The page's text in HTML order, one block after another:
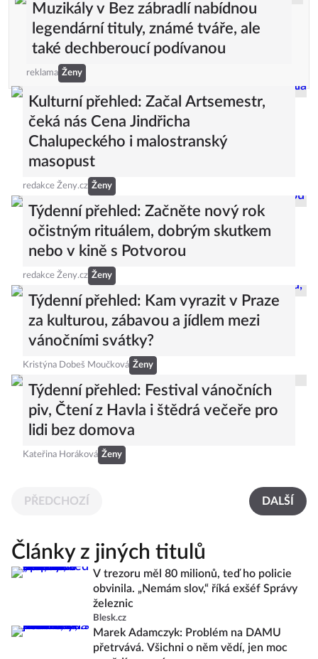
Muzikály v Bez zábradlí nabídnou
legendární tituly, známé tváře, ale
také dechberoucí podívanou
reklama Ženy
Kulturní přehled: Začal Artsemestr,
čeká nás Cena Jindřicha
Chalupeckého i malostranský
masopust
redakce Ženy.cz Ženy
Týdenní přehled: Začněte nový rok
očistným rituálem, dobrým skutkem
nebo v kině s Potvorou
redakce Ženy.cz Ženy
Týdenní přehled: Kam vyrazit v Praze
za kulturou, zábavou a jídlem mezi
vánočními svátky?
Kristýna Dobeš Moučková Ženy
Týdenní přehled: Festival vánočních
piv, Čtení z Havla i štědrá večeře pro
lidi bez domova
Kateřina Horáková Ženy
PŘEDCHOZÍ DALŠÍ
Články z jiných titulů
V trezoru měl 80 milionů, teď ho policie
obvinila. „Nemám slov,“ říká exšéf Správy
železnic
Blesk.cz
Marek Adamczyk: Problém na DAMU
přetrvává. Všichni o něm vědí, jen moc